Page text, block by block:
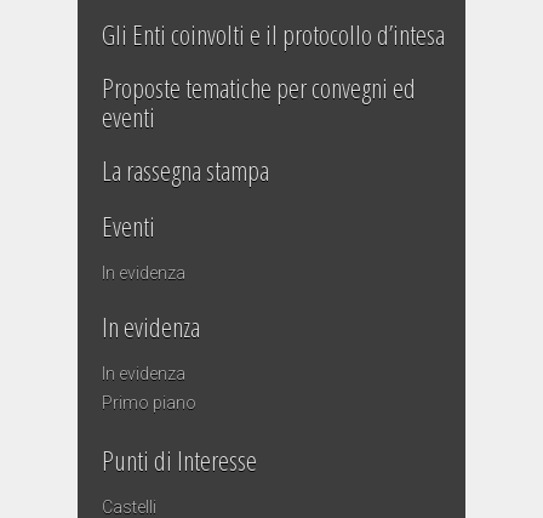
Gli Enti coinvolti e il protocollo d’intesa
Proposte tematiche per convegni ed
eventi
La rassegna stampa
Eventi
In evidenza
In evidenza
In evidenza
Primo piano
Punti di Interesse
Castelli